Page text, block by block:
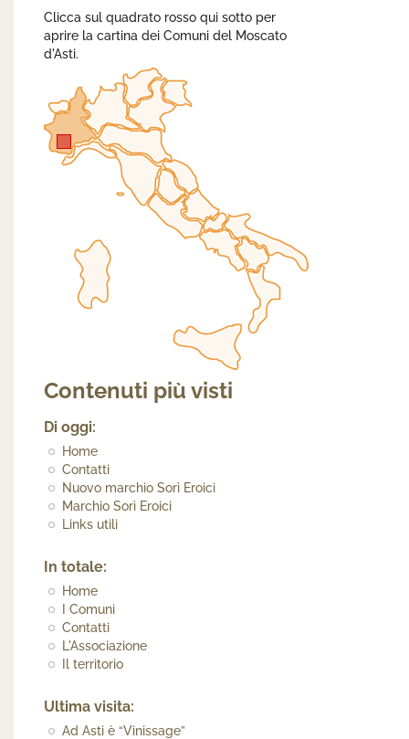
Clicca sul quadrato rosso qui sotto per
aprire la cartina dei Comuni del Moscato
d'Asti.
Contenuti più visti
Di oggi:
Home
Contatti
Nuovo marchio Sorì Eroici
Marchio Sorì Eroici
Links utili
In totale:
Home
I Comuni
Contatti
L'Associazione
Il territorio
Ultima visita:
Ad Asti è “Vinissage”